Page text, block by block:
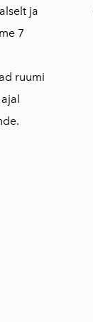
ja
7
ruumi